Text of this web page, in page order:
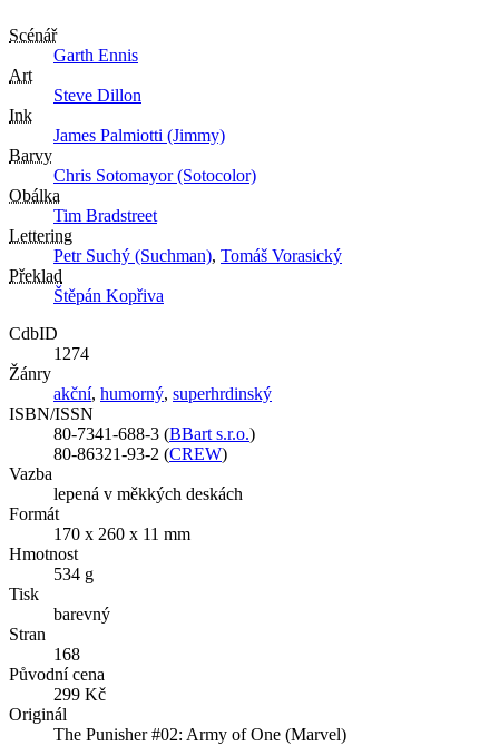
Scénář
Garth Ennis
Art
Steve Dillon
Ink
James Palmiotti (Jimmy)
Barvy
Chris Sotomayor (Sotocolor)
Obálka
Tim Bradstreet
Lettering
Petr Suchý (Suchman), Tomáš Vorasický
Překlad
Štěpán Kopřiva
CdbID
1274
Žánry
akční, humorný, superhrdinský
ISBN/ISSN
80-7341-688-3 (BBart s.r.o.)
80-86321-93-2 (CREW)
Vazba
lepená v měkkých deskách
Formát
170 x 260 x 11 mm
Hmotnost
534 g
Tisk
barevný
Stran
168
Původní cena
299 Kč
Originál
The Punisher #02: Army of One (Marvel)